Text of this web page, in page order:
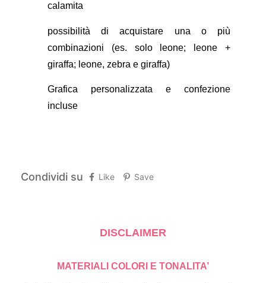
calamita
possibilità di acquistare una o più
combinazioni (es. solo leone; leone +
giraffa; leone, zebra e giraffa)
Grafica personalizzata e confezione
incluse
Condividi su Like Save
DISCLAIMER
MATERIALI COLORI E TONALITA’